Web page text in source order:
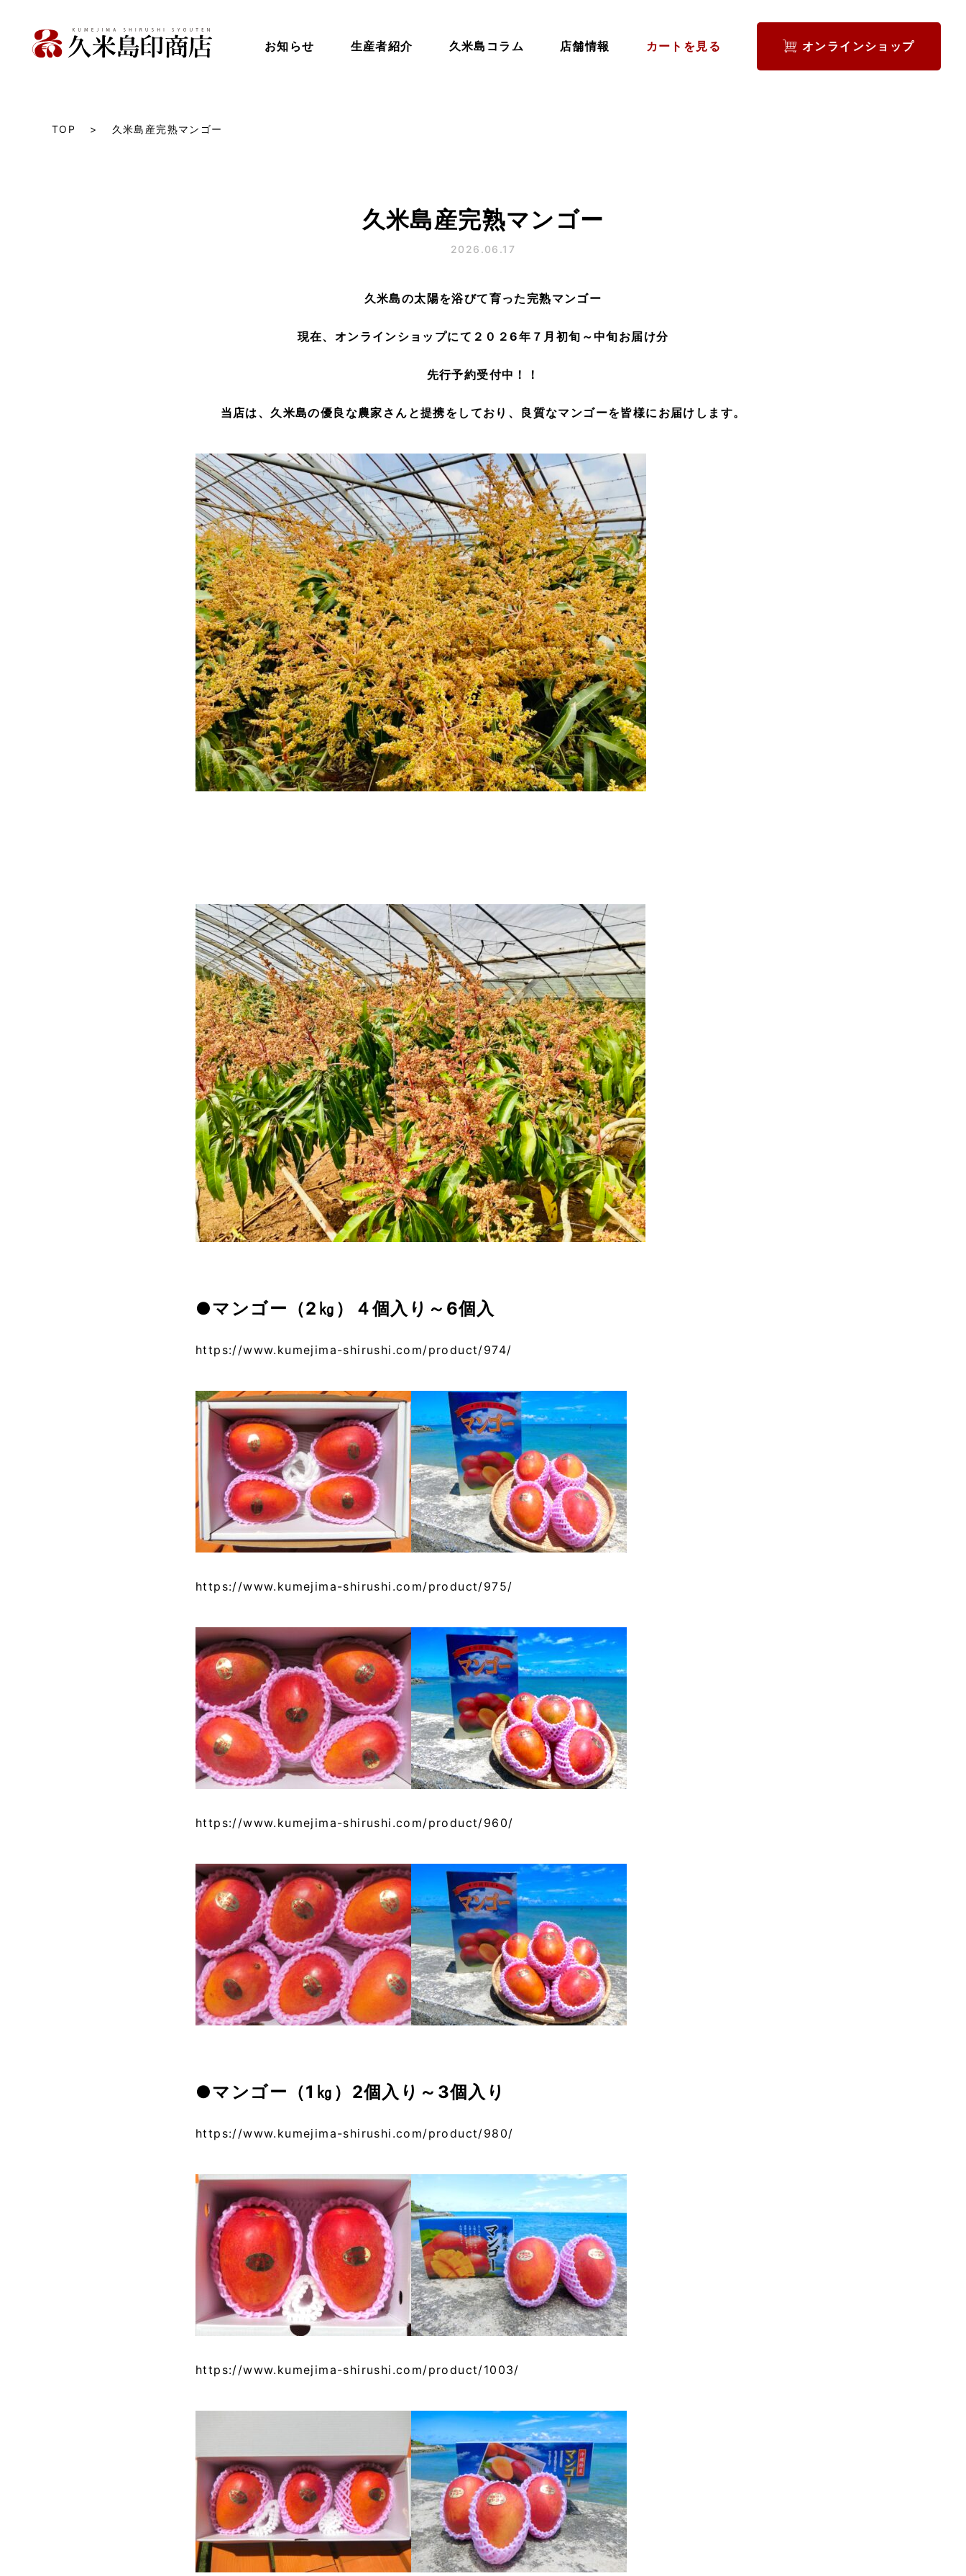
お知らせ 生産者紹介 久米島コラム 店舗情報 カートを見る オンラインショップ
TOP 久米島産完熟マンゴー
久米島産完熟マンゴー
2026.06.17
久米島の太陽を浴びて育った完熟マンゴー
現在、オンラインショップにて２０２6年７月初旬～中旬お届け分
先行予約受付中！！
当店は、久米島の優良な農家さんと提携をしており、良質なマンゴーを皆様にお届けします。
●マンゴー（2㎏）４個入り～6個入
https://www.kumejima-shirushi.com/product/974/
https://www.kumejima-shirushi.com/product/975/
https://www.kumejima-shirushi.com/product/960/
●マンゴー（1㎏）2個入り～3個入り
https://www.kumejima-shirushi.com/product/980/
https://www.kumejima-shirushi.com/product/1003/